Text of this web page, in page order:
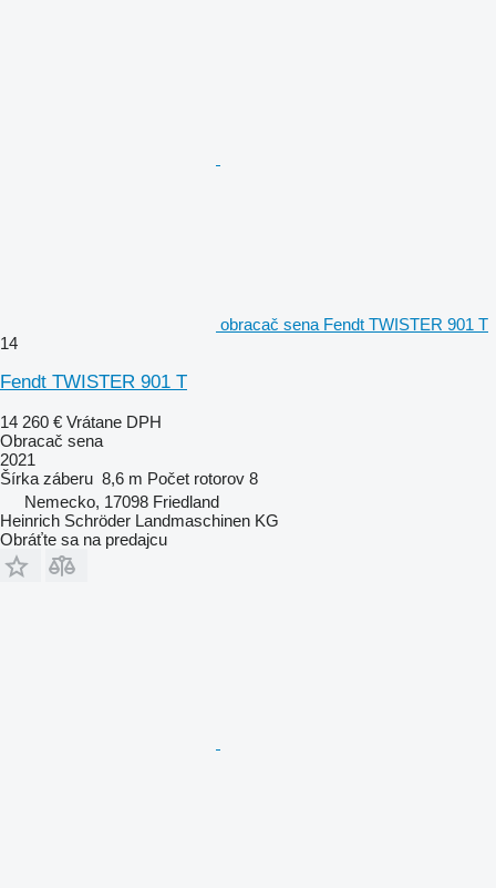
obracač sena Fendt TWISTER 901 T
14
Fendt TWISTER 901 T
14 260 € Vrátane DPH
Obracač sena
2021
Šírka záberu 8,6 m Počet rotorov 8
Nemecko, 17098 Friedland
Heinrich Schröder Landmaschinen KG
Obráťte sa na predajcu